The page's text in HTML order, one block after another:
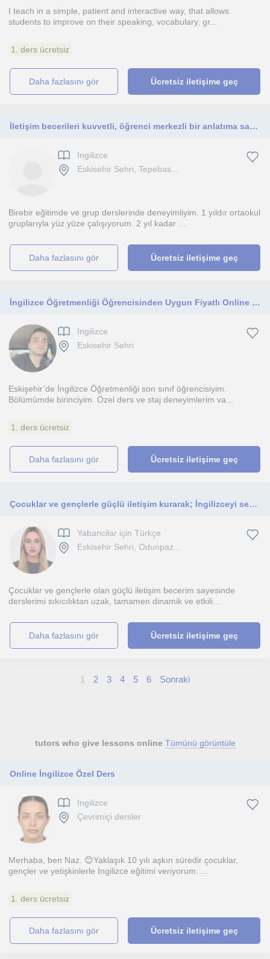
I teach in a simple, patient and interactive way, that allows
students to improve on their speaking, vocabulary, gr...
1. ders ücretsiz
daha fazlasını gör Ücretsiz iletişime geç
İletişim becerileri kuvvetli, öğrenci merkezli bir anlatıma sahibim. Uyumlu ve sabırlı biriyim.Ortaokul grubuna yönelik(5-6-7-LGS)
Ingilizce
Eskisehir Sehri, Tepebas...
Birebir eğitimde ve grup derslerinde deneyimliyim. 1 yıldır ortaokul
gruplarıyla yüz yüze çalışıyorum. 2 yıl kadar ...
daha fazlasını gör Ücretsiz iletişime geç
İngilizce Öğretmenliği Öğrencisinden Uygun Fiyatlı Online İngilizce Dersler
Ingilizce
Eskisehir Sehri
Eskişehir’de İngilizce Öğretmenliği son sınıf öğrencisiyim.
Bölümümde birinciyim. Özel ders ve staj deneyimlerim va...
1. ders ücretsiz
daha fazlasını gör Ücretsiz iletişime geç
Çocuklar ve gençlerle güçlü iletişim kurarak; İngilizceyi sevdiren, eğlenceli, her alanda işlerine yarayacak dersler sunuyorum.
Yabancilar için Türkçe
Eskisehir Sehri, Odunpaz...
Çocuklar ve gençlerle olan güçlü iletişim becerim sayesinde
derslerimi sıkıcılıktan uzak, tamamen dinamik ve etkili...
daha fazlasını gör Ücretsiz iletişime geç
1 2 3 4 5 6 Sonraki
tutors who give lessons online Tümünü görüntüle
Online İngilizce Özel Ders
Ingilizce
Çevrimiçi dersler
Merhaba, ben Naz. 😊Yaklaşık 10 yılı aşkın süredir çocuklar,
gençler ve yetişkinlerle İngilizce eğitimi veriyorum. ...
1. ders ücretsiz
daha fazlasını gör Ücretsiz iletişime geç